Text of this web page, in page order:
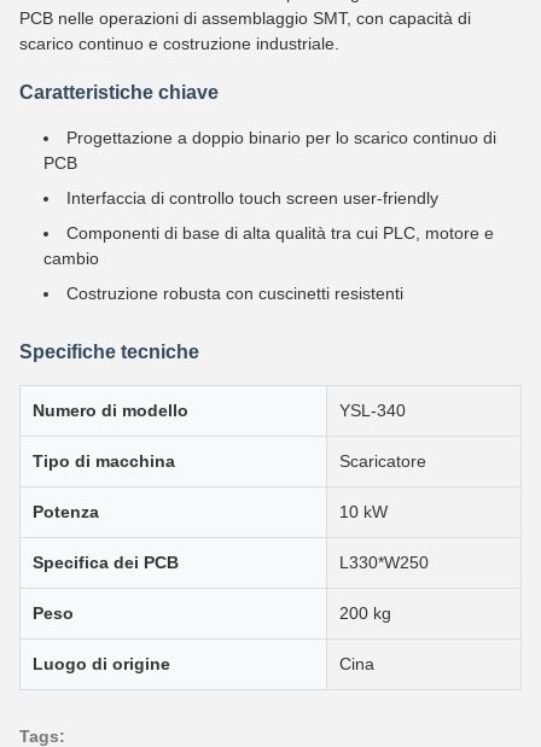
PCB nelle operazioni di assemblaggio SMT, con capacità di
scarico continuo e costruzione industriale.
Caratteristiche chiave
Progettazione a doppio binario per lo scarico continuo di
PCB
Interfaccia di controllo touch screen user-friendly
Componenti di base di alta qualità tra cui PLC, motore e
cambio
Costruzione robusta con cuscinetti resistenti
Specifiche tecniche
Numero di modello YSL-340
Tipo di macchina Scaricatore
Potenza 10 kW
Specifica dei PCB L330*W250
Peso 200 kg
Luogo di origine Cina
Tags: